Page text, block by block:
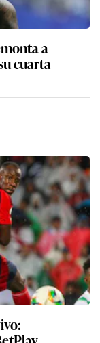
a
cuarta